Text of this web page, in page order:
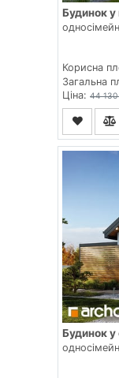
Будинок у
Корисна
Загальна
Ціна: 44 130
Будинок у